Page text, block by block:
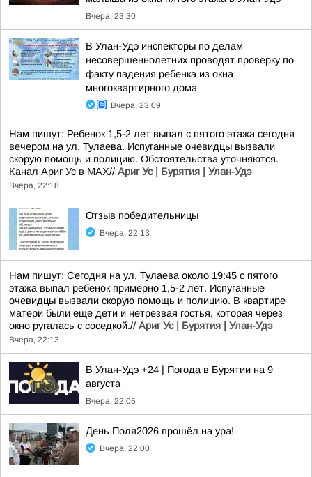
Вчера, 23:30
В Улан-Удэ инспекторы по делам
несовершеннолетних проводят проверку по
факту падения ребенка из окна
многоквартирного дома
Вчера, 23:09
Нам пишут: Ребенок 1,5-2 лет выпал с пятого этажа сегодня
вечером на ул. Тулаева. Испуганные очевидцы вызвали
скорую помощь и полицию. Обстоятельства уточняются.
Канал Ариг Ус в MAX// Ариг Ус | Бурятия | Улан-Удэ
Вчера, 22:18
Отзыв победительницы
Вчера, 22:13
Нам пишут: Сегодня на ул. Тулаева около 19:45 с пятого
этажа выпал ребенок примерно 1,5-2 лет. Испуганные
очевидцы вызвали скорую помощь и полицию. В квартире
матери были еще дети и нетрезвая гостья, которая через
окно ругалась с соседкой.// Ариг Ус | Бурятия | Улан-Удэ
Вчера, 22:13
В Улан-Удэ +24 | Погода в Бурятии на 9
августа
Вчера, 22:05
День Поля2026 прошёл на ура!
Вчера, 22:00